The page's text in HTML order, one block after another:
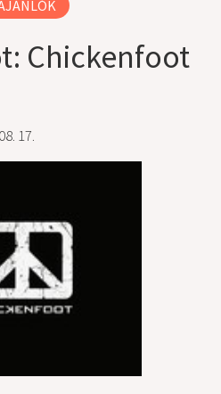
Chickenfoot
17.